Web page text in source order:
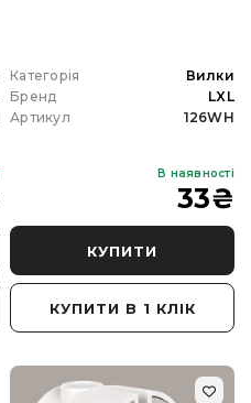
Категорія
Вилки
Бренд
LXL
Артикул
126WH
В наявності
33₴
КУПИТИ
КУПИТИ В 1 КЛІК